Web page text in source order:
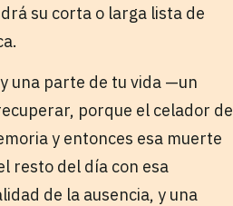
su corta o larga lista de
una parte de tu vida —un
porque el celador de
y entonces esa muerte
resto del día con esa
de la ausencia, y una